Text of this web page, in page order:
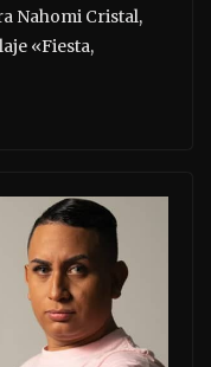
Nahomi Cristal,
«Fiesta,